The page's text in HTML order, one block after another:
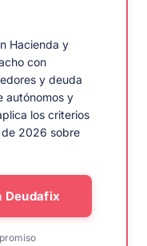
Hacienda y
con
y deuda
autónomos y
los criterios
2026 sobre
Deudafix